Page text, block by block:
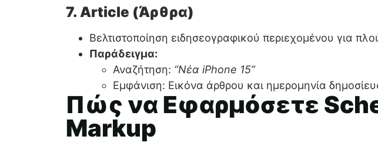
7. Article (Άρθρα)
Βελτιστοποίηση ειδησεογραφικού περιεχομένου για
Παράδειγμα:
Αναζήτηση: “Νέα iPhone 15”
Εμφάνιση: Εικόνα άρθρου και ημερομηνία
Πώς να Εφαρμόσετε
Markup